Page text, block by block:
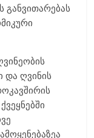
განვითარებას
და ღვინის